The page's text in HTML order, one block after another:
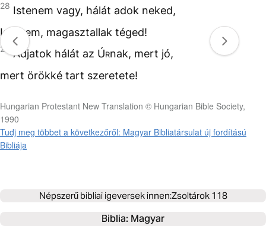
28 Istenem vagy, hálát adok neked,
Istenem, magasztallak téged!
29 Adjatok hálát az Úrnak, mert jó,
mert örökké tart szeretete!
Hungarian Protestant New Translation © Hungarian Bible Society,
1990
Tudj meg többet a következőről: Magyar Bibliatársulat új fordítású
Bibliája
Népszerű bibliai igeversek innen:Zsoltárok 118
Biblia: Magyar